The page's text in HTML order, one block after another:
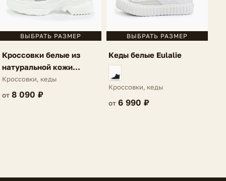
ВЫБРАТЬ РАЗМЕР
Кроссовки белые из
натуральной кожи
Villarosa
Кроссовки, кеды
от 8 090 ₽
ВЫБРАТЬ РАЗМЕР
Кеды белые Eulalie
Кроссовки, кеды
от6 990 ₽